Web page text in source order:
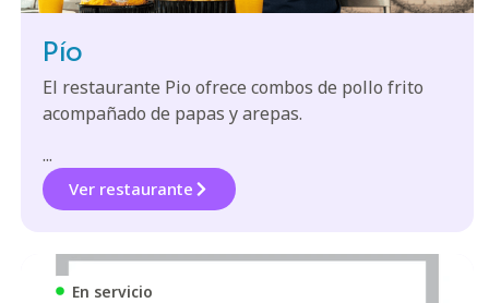
Pío
El restaurante Pio ofrece combos de pollo frito
acompañado de papas y arepas.
...
Ver restaurante
En servicio